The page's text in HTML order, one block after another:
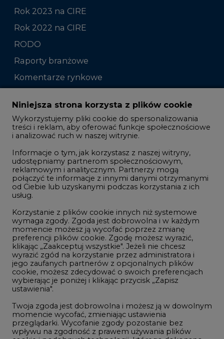
Rok 2023 na CIRE
Rok 2022 na CIRE
RODO
Raporty branżowe
Komentarze rynkowe
Zmiany kadrowe na rynku
Studio CIRE
Rozmowy o energetyce
Gospodarka
Geopolityka
LTE450
Innowacje i AI
Telekomunikacja i IT
Handel emisjami CO2
Wodór
Górnictwo
Atom
Niniejsza strona korzysta z plików cookie
Wykorzystujemy pliki cookie do spersonalizowania
treści i reklam, aby oferować funkcje społecznościowe
i analizować ruch w naszej witrynie.
Informacje o tym, jak korzystasz z naszej witryny,
udostępniamy partnerom społecznościowym,
reklamowym i analitycznym. Partnerzy mogą
połączyć te informacje z innymi danymi otrzymanymi
od Ciebie lub uzyskanymi podczas korzystania z ich
usług.
Korzystanie z plików cookie innych niż systemowe
wymaga zgody. Zgoda jest dobrowolna i w każdym
momencie możesz ją wycofać poprzez zmianę
preferencji plików cookie. Zgodę możesz wyrazić,
klikając „Zaakceptuj wszystkie". Jeżeli nie chcesz
wyrazić zgód na korzystanie przez administratora i
jego zaufanych partnerów z opcjonalnych plików
cookie, możesz zdecydować o swoich preferencjach
wybierając je poniżej i klikając przycisk „Zapisz
ustawienia".
Twoja zgoda jest dobrowolna i możesz ją w dowolnym
momencie wycofać, zmieniając ustawienia
przeglądarki. Wycofanie zgody pozostanie bez
wpływu na zgodność z prawem używania plików